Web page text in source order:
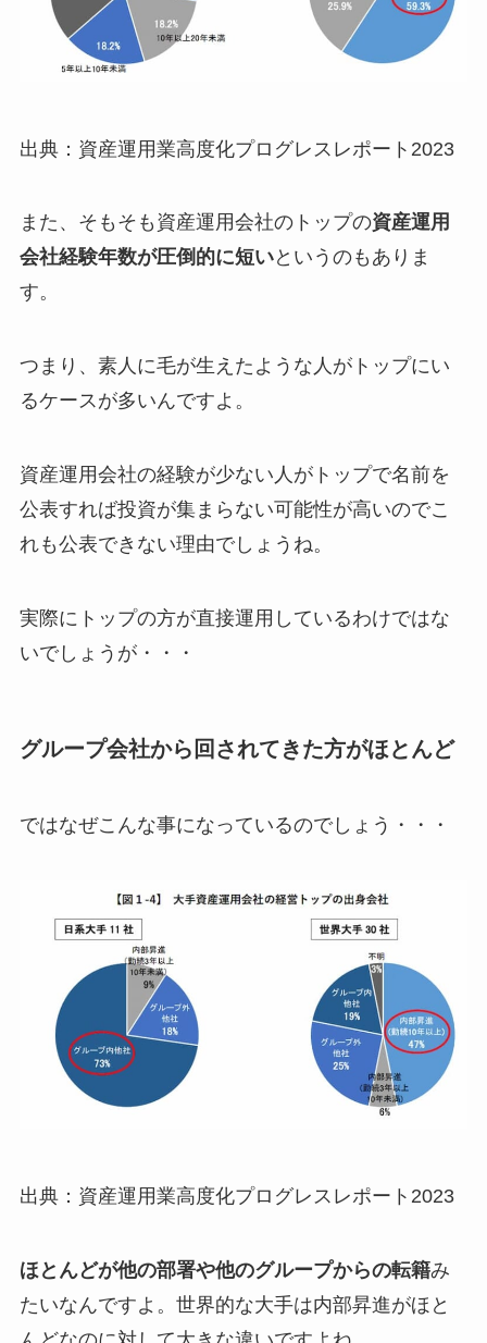
出典：資産運用業高度化プログレスレポート2023
また、そもそも資産運用会社のトップの資産運用
会社経験年数が圧倒的に短いというのもありま
す。
つまり、素人に毛が生えたような人がトップにい
るケースが多いんですよ。
資産運用会社の経験が少ない人がトップで名前を
公表すれば投資が集まらない可能性が高いのでこ
れも公表できない理由でしょうね。
実際にトップの方が直接運用しているわけではな
いでしょうが・・・
グループ会社から回されてきた方がほとんど
ではなぜこんな事になっているのでしょう・・・
出典：資産運用業高度化プログレスレポート2023
ほとんどが他の部署や他のグループからの転籍み
たいなんですよ。世界的な大手は内部昇進がほと